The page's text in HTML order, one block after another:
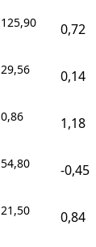
125,90 0,72
29,56 0,14
0,86 1,18
54,80 -0,45
21,50 0,84